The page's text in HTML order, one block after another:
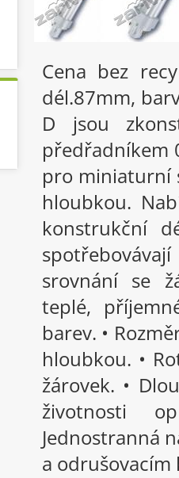
Cena bez
dél.87mm,
D jsou
předřadníkem
pro miniaturní
hloubkou.
konstrukční
srovnání se
teplé,
barev. •
hloubkou. •
žárovek. •
životnosti
Jednostranná
a